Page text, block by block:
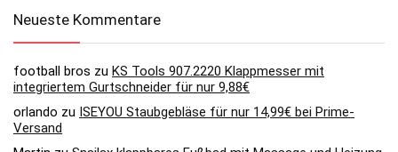
Neueste Kommentare
football bros zu KS Tools 907.2220 Klappmesser mit
integriertem Gurtschneider für nur 9,88€
orlando zu ISEYOU Staubgebläse für nur 14,99€ bei Prime-
Versand